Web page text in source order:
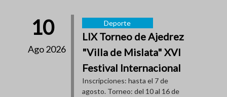
10
Ago 2026
Deporte
LIX Torneo de Ajedrez
"Villa de Mislata" XVI
Festival Internacional
Inscripciones: hasta el 7 de
agosto. Torneo: del 10 al 16 de